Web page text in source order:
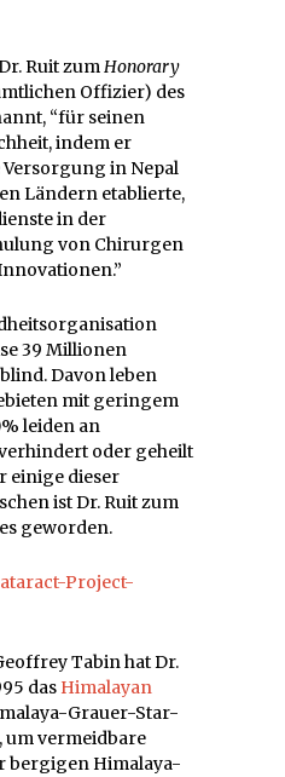
Ruit zumHonorary
Offizier) des
“für seinen
indem er
in Nepal
Ländern etablierte,
in der
von Chirurgen
39 Millionen
Davon leben
mit geringem
leiden an
oder geheilt
einige dieser
ist Dr. Ruit zum
geworden.
Tabin hat Dr.
das Himalayan
Grauer-Star-
vermeidbare
bergigen Himalaya-